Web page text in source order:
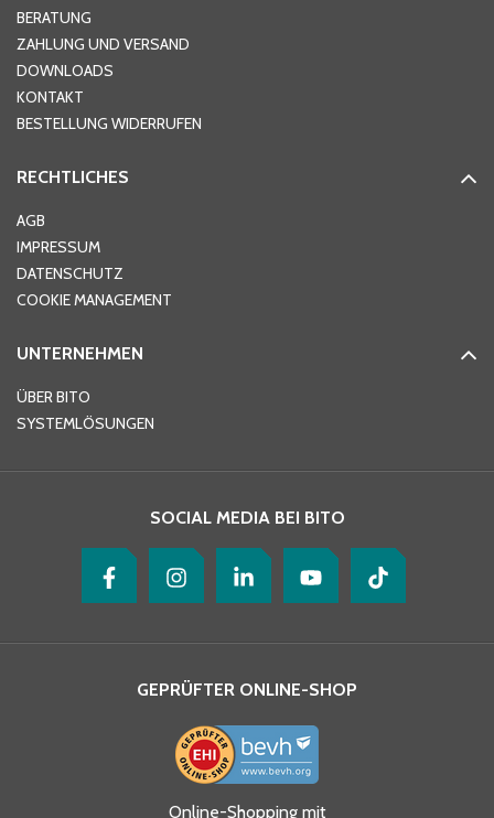
Hausnummer
Ort*
Telefon
Ja, ich habe die
BERATUNG
ZAHLUNG UND VERSAND
DOWNLOADS
KONTAKT
BESTELLUNG WIDERRUFEN
RECHTLICHES
AGB
IMPRESSUM
DATENSCHUTZ
COOKIE MANAGEMENT
UNTERNEHMEN
ÜBER BITO
SYSTEMLÖSUNGEN
SOCIAL MEDIA BEI BITO
GEPRÜFTER ONLINE-SHOP
Online-Shopping mit